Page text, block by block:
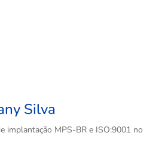
Silva
implantação MPS-BR e ISO:9001 no